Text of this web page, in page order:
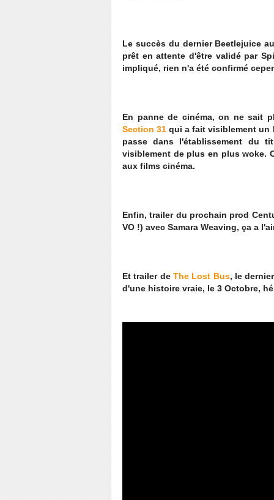
Le succès du dernier Beetlejuice
prêt en attente d'être validé par
impliqué, rien n'a été confirmé
En panne de cinéma, on ne sait
Section 31 qui a fait visiblement un
passe dans l'établissement du
visiblement de plus en plus woke.
aux films cinéma.
Enfin, trailer du prochain prod
VO !) avec Samara Weaving, ça a
Et trailer de The Lost Bus, le
d'une histoire vraie, le 3 Octobre,